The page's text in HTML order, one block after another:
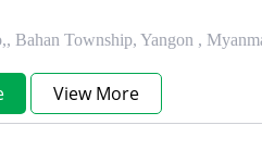
Bahan Township, Yangon ,
View More